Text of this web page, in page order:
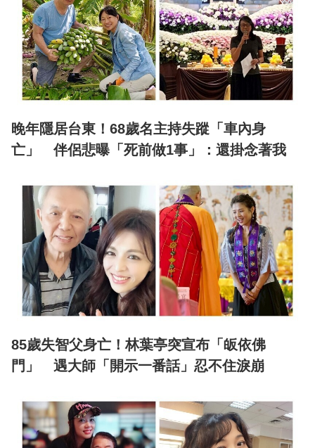
晚年隱居台東！68歲名主持失蹤「車內身
亡」 伴侶悲曝「死前做1事」：還掛念著我
85歲失智父身亡！林葉亭突宣布「皈依佛
門」 遇大師「開示一番話」忍不住淚崩